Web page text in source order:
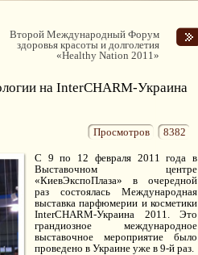
Второй Международный Форум
здоровья красоты и долголетия
«Healthy Nation 2011»
на InterCHARM-Украина
Просмотров 8382
С 9 по 12 февраля 2011 года в
Выставочном центре
«КиевЭкспоПлаза» в очередной
раз состоялась Международная
выставка парфюмерии и косметики
InterCHARM-Украина 2011. Это
грандиозное международное
выставочное мероприятие было
проведено в Украине уже в 9-й раз.